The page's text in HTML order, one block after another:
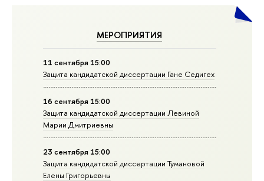
МЕРОПРИЯТИЯ
11 сентября 15:00
Защита кандидатской диссертации Гане Седигех
16 сентября 15:00
Защита кандидатской диссертации Левиной
Марии Дмитриевны
23 сентября 15:00
Защита кандидатской диссертации Тумановой
Елены Григорьевны